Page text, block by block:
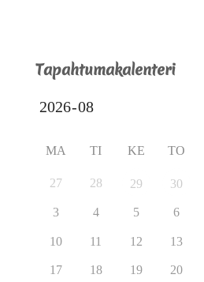
Tapahtumakalenteri
MA TI KE TO
27 28 29 30
3 4 5 6
10 11 12 13
17 18 19 20